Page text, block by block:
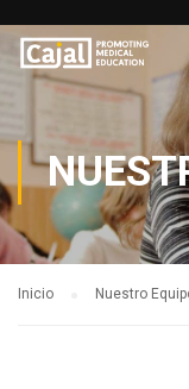
Inicio Nuestro